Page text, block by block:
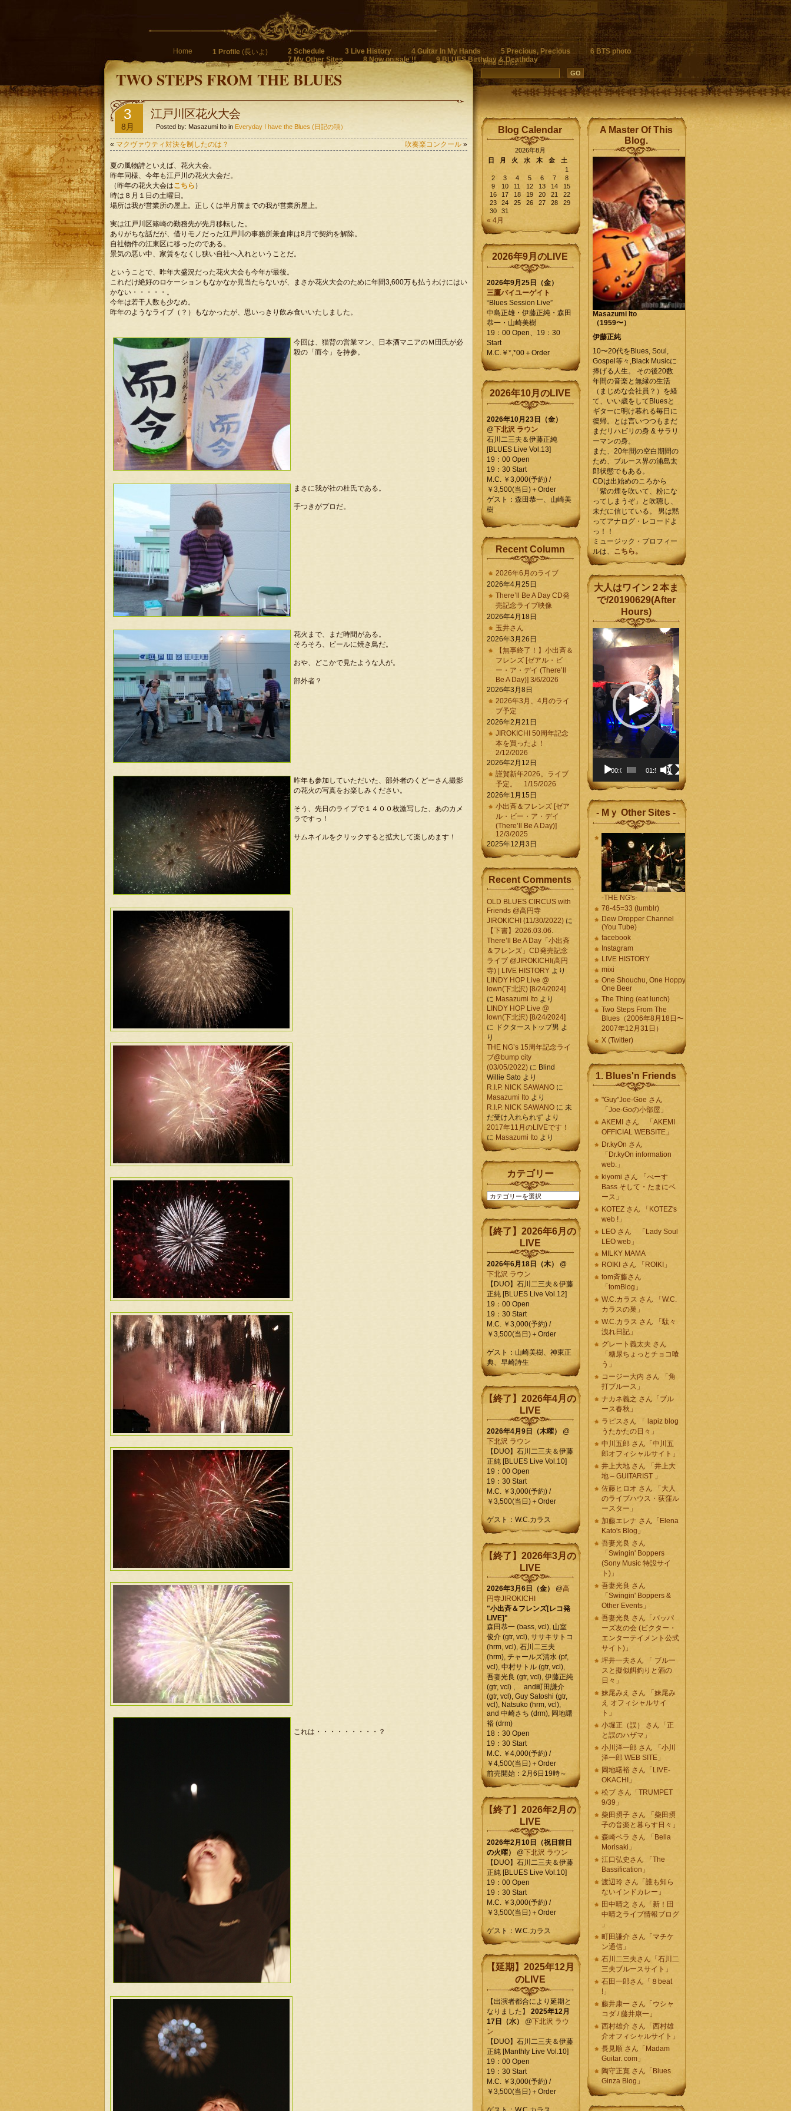
Home 1 Profile (長いよ) 2 Schedule 3 Live History 4 Guitar In My Hands 5 Precious, Precious
6 BTS photo
7 My Other Sites
8 Now on sale !! 9 BLUES Birthday & Deathday
TWO STEPS FROM THE BLUES
Find Entries
3
8月
江戸川区花火大会
Posted by: Masazumi Ito in Everyday I have the Blues (日記の項）
« マクヴァウティ対決を制したのは？ 吹奏楽コンクール »
夏の風物詩といえば、花火大会。
昨年同様、今年も江戸川の花火大会だ。
（昨年の花火大会はこちら ）
時は８月１日の土曜日。
場所は我が営業所の屋上。正しくは半月前までの我が営業所屋上。
実は江戸川区篠崎の勤務先が先月移転した。
ありがちな話だが、借りモノだった江戸川の事務所兼倉庫は8月で契約を解除。
自社物件の江東区に移ったのである。
景気の悪い中、家賃をなくし狭い自社へ入れということだ。
ということで、昨年大盛況だった花火大会も今年が最後。
これだけ絶好のロケーションもなかなか見当たらないが、まさか花火大会のために年間3,600万も払うわけにはい
かない・・・・・。
今年は若干人数も少なめ。
昨年のようなライブ（？）もなかったが、思いっきり飲み食いいたしました。
今回は、猫背の営業マン、日本酒マニアのＭ田氏が必
殺の「而今」を持参。
まさに我が社の杜氏である。
手つきがプロだ。
花火まで、まだ時間がある。
そろそろ、ビールに焼き鳥だ。
おや、どこかで見たような人が。
部外者？
昨年も参加していただいた、部外者のくどーさん撮影
の花火の写真をお楽しみください。
そう、先日のライブで１４００枚激写した、あのカメ
ラですっ！
サムネイルをクリックすると拡大して楽しめます！
これは・・・・・・・・・？
Blog Calendar
2026年8月
日
月 火 水 木 金
土
1
2
3 4 5 6 7
8
9
10 11 12 13 14
15
16
17 18 19 20 21
22
23
24 25 26 27 28
29
30
31
« 4月
2026年9月のLIVE
2026年9月25日（金）
三鷹バイユーゲイト
“Blues Session Live”
中島正雄・伊藤正純・森田
恭一・山崎美樹
19：00 Open、19：30
Start
M.C.￥*,*00＋Order
2026年10月のLIVE
2026年10月23日（金）
@下北沢 ラウン
石川二三夫＆伊藤正純
[BLUES Live Vol.13]
19：00 Open
19：30 Start
M.C. ￥3,000(予約) /
￥3,500(当日)＋Order
ゲスト：森田恭一、山崎美
樹
Recent Column
2026年6月のライブ
2026年4月25日
There’ll Be A Day CD発
売記念ライブ映像
2026年4月18日
玉井さん
2026年3月26日
【無事終了！】小出斉＆
フレンズ [ゼアル・ビ
ー・ア・デイ (There’ll
Be A Day)] 3/6/2026
2026年3月8日
2026年3月、4月のライ
ブ予定
2026年2月21日
JIROKICHI 50周年記念
本を買ったよ！
2/12/2026
2026年2月12日
謹賀新年2026。ライブ
予定。 1/15/2026
2026年1月15日
小出斉＆フレンズ [ゼア
ル・ビー・ア・デイ
(There’ll Be A Day)]
12/3/2025
2025年12月3日
Recent Comments
OLD BLUES CIRCUS with
Friends @高円寺
JIROKICHI (11/30/2022) に
【下書】2026.03.06.
There’ll Be A Day「小出斉
＆フレンズ」CD発売記念
ライブ @JIROKICHI(高円
寺) | LIVE HISTORY より
LINDY HOP Live @
lown(下北沢) [8/24/2024]
に Masazumi Ito より
LINDY HOP Live @
lown(下北沢) [8/24/2024]
に ドクターストップ男 よ
り
THE NG’s 15周年記念ライ
ブ@bump city
(03/05/2022) に Blind
Willie Sato より
R.I.P. NICK SAWANO に
Masazumi Ito より
R.I.P. NICK SAWANO に 未
だ受け入れられず より
2017年11月のLIVEです！
に Masazumi Ito より
カテゴリー
カ
テ
リ
ー
【終了】2026年6月の
LIVE
2026年6月18日（木）
@
下北沢 ラウン
【DUO】石川二三夫＆伊藤
正純 [BLUES Live Vol.12]
19：00 Open
19：30 Start
M.C. ￥3,000(予約) /
￥3,500(当日)＋Order
ゲスト：山崎美樹、神東正
典、早崎詩生
【終了】2026年4月の
LIVE
2026年4月9日（木曜）
@
下北沢 ラウン
【DUO】石川二三夫＆伊藤
正純 [BLUES Live Vol.10]
19：00 Open
19：30 Start
M.C. ￥3,000(予約) /
￥3,500(当日)＋Order
ゲスト：W.C.カラス
【終了】2026年3月の
LIVE
2026年3月6日（金） @高
円寺JIROKICHI
"小出斉＆フレンズ[レコ発
LIVE]"
森田恭一 (bass, vcl), 山室
俊介 (gtr, vcl), ササキサトコ
(hrm, vcl), 石川二三夫
(hrm), チャールズ清水 (pf,
vcl), 中村サトル (gtr, vcl),
吾妻光良 (gtr, vcl), 伊藤正純
(gtr, vcl) , and町田謙介
(gtr, vcl), Guy Satoshi (gtr,
vcl), Natsuko (hrm, vcl),
and 中崎さち (drm), 岡地曙
裕 (drm)
18：30 Open
19：30 Start
M.C. ￥4,000(予約) /
￥4,500(当日)＋Order
前売開始：2月6日19時～
【終了】2026年2月の
LIVE
2026年2月10日（祝日前日
の火曜）
@下北沢 ラウン
【DUO】石川二三夫＆伊藤
正純 [BLUES Live Vol.10]
19：00 Open
19：30 Start
M.C. ￥3,000(予約) /
￥3,500(当日)＋Order
ゲスト：W.C.カラス
【延期】2025年12月
のLIVE
【出演者都合により延期と
なりました】 2025年12月
17日（水）
@下北沢 ラウ
ン
【DUO】石川二三夫＆伊藤
正純 [Manthly Live Vol.10]
19：00 Open
19：30 Start
M.C. ￥3,000(予約) /
￥3,500(当日)＋Order
A Master Of This
Blog.
Masazumi Ito
（1959〜）
伊藤正純
10〜20代をBlues, Soul,
Gospel等々,Black Musicに
捧げる人生。 その後20数
年間の音楽と無縁の生活
（まじめな会社員？）を経
て、いい歳をしてBluesと
ギターに明け暮れる毎日に
復帰。とは言いつつもまだ
まだリハビリの身 & サラリ
ーマンの身。
また、20年間の空白期間の
ため、ブルース界の浦島太
郎状態でもある。
CDは出始めのころから
「紫の煙を吹いて、粉にな
ってしまうぞ」と吹聴し、
未だに信じている。 男は黙
ってアナログ・レコードよ
っ！！
ミュージック・プロフィー
ルは、 こちら。
大人はワイン２本ま
で/20190629(After
Hours)
動
画
レ
ー
ヤ
ー
00:00 01:58
- Mｙ Other Sites -
-THE NG's-
78-45=33 (tumblr)
Dew Dropper Channel
(You Tube)
facebook
Instagram
LIVE HISTORY
mixi
One Shouchu, One Hoppy.
One Beer
The Thing (eat lunch)
Two Steps From The
Blues（2006年8月18日〜
2007年12月31日）
X (Twitter)
1. Blues'n Friends
"Guy"Joe-Goe さん
「Joe-Goの小部屋」
AKEMI さん 「AKEMI
OFFICIAL WEBSITE」
Dr.kyOn さん
「Dr.kyOn information
web.」
kiyomi さん 「べーす
Bass そして・たまにベ
ース」
KOTEZ さん 「KOTEZ's
web !」
LEO さん 「Lady Soul
LEO web」
MILKY MAMA
ROIKI さん 「ROIKI」
tom斉藤さん
「tomBlog」
W.C.カラス さん 「W.C.
カラスの巣」
W.C.カラス さん 「駄々
洩れ日記」
グレート義太夫 さん
「糖尿ちょっとチョコ喰
う」
コージー大内 さん 「角
打ブルース」
ナカネ義之 さん「ブル
ース春秋」
ラピスさん 「 lapiz blog
うたかたの日々」
中川五郎 さん「中川五
郎オフィシャルサイト」
井上大地 さん 「井上大
地 – GUITARIST 」
佐藤ヒロオ さん 「大人
のライブハウス・荻窪ル
ースター」
加藤エレナ さん「Elena
Kato's Blog」
吾妻光良 さん
「Swingin' Boppers
(Sony Music 特設サイ
ト)」
吾妻光良 さん
「Swingin' Boppers &
Other Events」
吾妻光良 さん「バッパ
ーズ友の会 (ビクター・
エンターテイメント公式
サイト)」
坪井一夫さん 「 ブルー
スと擬似餌釣りと酒の
日々」
妹尾みえ さん 「妹尾み
え オフィシャルサイ
ト」
小堀正（誤） さん「正
と誤のハザマ」
小川洋一郎 さん 「小川
洋一郎 WEB SITE」
岡地曙裕 さん「LIVE-
OKACHI」
松ブ さん「TRUMPET
9/39」
柴田摂子 さん 「柴田摂
子の音楽と暮らす日々」
森崎ベラ さん 「Bella
Morisaki」
江口弘史さん 「The
Bassification」
渡辺玲 さん「誰も知ら
ないインドカレー」
田中晴之 さん「新！田
中晴之ライブ情報ブログ
」
町田謙介 さん「マチケ
ン通信」
石川二三夫さん「石川二
三夫ブルースサイト」
石田一郎さん「８beat
!」
藤井康一 さん「ウシャ
コダ / 藤井康一」
西村雄介 さん「西村雄
介オフィシャルサイト」
長見順 さん「Madam
Guitar. com」
陶守正寛 さん「Blues
Ginza Blog」